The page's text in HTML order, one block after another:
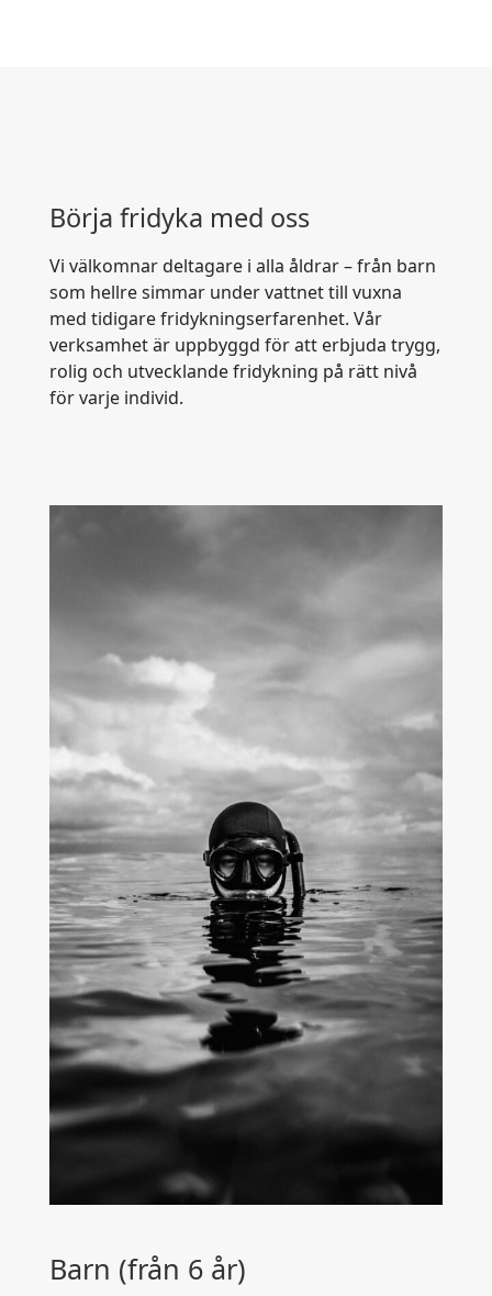
Börja fridyka med oss
Vi välkomnar deltagare i alla åldrar – från barn
som hellre simmar under vattnet till vuxna
med tidigare fridykningserfarenhet. Vår
verksamhet är uppbyggd för att erbjuda trygg,
rolig och utvecklande fridykning på rätt nivå
för varje individ.
Barn (från 6 år)